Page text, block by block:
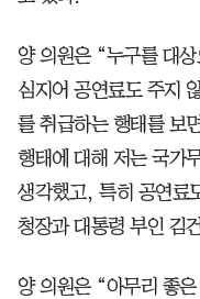
양 의원은 “누구를 대
심지어 공연료도 주지
를 취급하는 행태를 보
행태에 대해 저는 국가
생각했고, 특히 공연료
청장과 대통령 부인 김
양 의원은 “아무리 좋